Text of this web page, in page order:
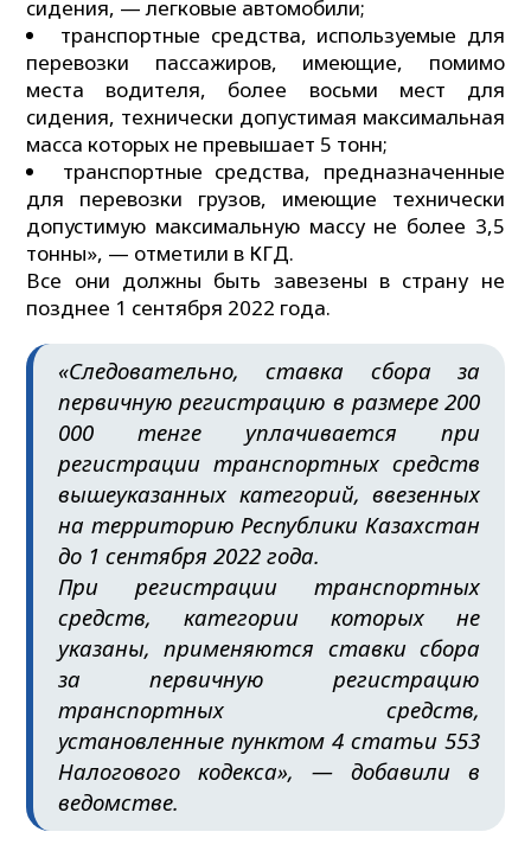
сидения, — легковые автомобили;
транспортные средства, используемые для
перевозки пассажиров, имеющие, помимо
места водителя, более восьми мест для
сидения, технически допустимая максимальная
масса которых не превышает 5 тонн;
транспортные средства, предназначенные
для перевозки грузов, имеющие технически
допустимую максимальную массу не более 3,5
тонны», — отметили в КГД.
Все они должны быть завезены в страну не
позднее 1 сентября 2022 года.
«Следовательно, ставка сбора за
первичную регистрацию в размере 200
000 тенге уплачивается при
регистрации транспортных средств
вышеуказанных категорий, ввезенных
на территорию Республики Казахстан
до 1 сентября 2022 года.
При регистрации транспортных
средств, категории которых не
указаны, применяются ставки сбора
за первичную регистрацию
транспортных средств,
установленные пунктом 4 статьи 553
Налогового кодекса», — добавили в
ведомстве.